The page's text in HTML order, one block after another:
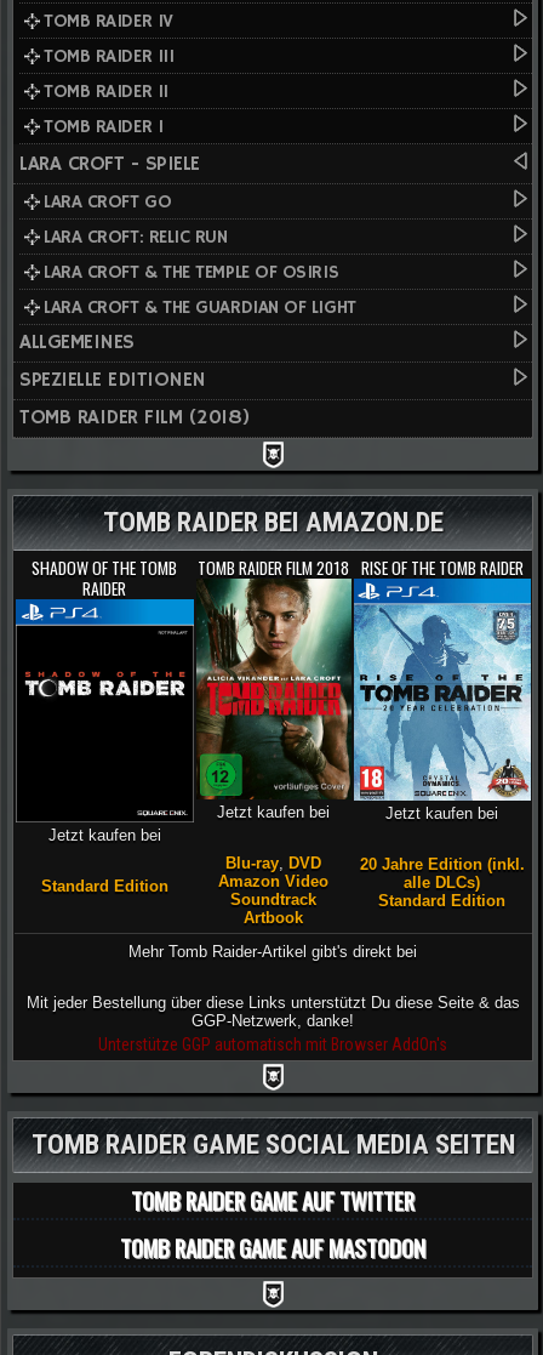
TOMB RAIDER IV
TOMB RAIDER III
TOMB RAIDER II
TOMB RAIDER I
LARA CROFT - SPIELE
LARA CROFT GO
LARA CROFT: RELIC RUN
LARA CROFT & THE TEMPLE OF OSIRIS
LARA CROFT & THE GUARDIAN OF LIGHT
ALLGEMEINES
SPEZIELLE EDITIONEN
TOMB RAIDER FILM (2018)
TOMB RAIDER BEI AMAZON.DE
SHADOW OF THE TOMB
RAIDER
Jetzt kaufen bei
Standard Edition
TOMB RAIDER FILM 2018
Jetzt kaufen bei
Blu-ray DVD
Amazon Video
Soundtrack
Artbook
RISE OF THE TOMB RAIDER
Jetzt kaufen bei
20 Jahre Edition (inkl.
alle DLCs)
Standard Edition
Mehr Tomb Raider-Artikel gibt's direkt bei
Mit jeder Bestellung über diese Links unterstützt Du diese Seite & das
GGP-Netzwerk, danke!
Unterstütze GGP automatisch mit Browser AddOn's
TOMB RAIDER GAME SOCIAL MEDIA SEITEN
TOMB RAIDER GAME AUF TWITTER
TOMB RAIDER GAME AUF MASTODON